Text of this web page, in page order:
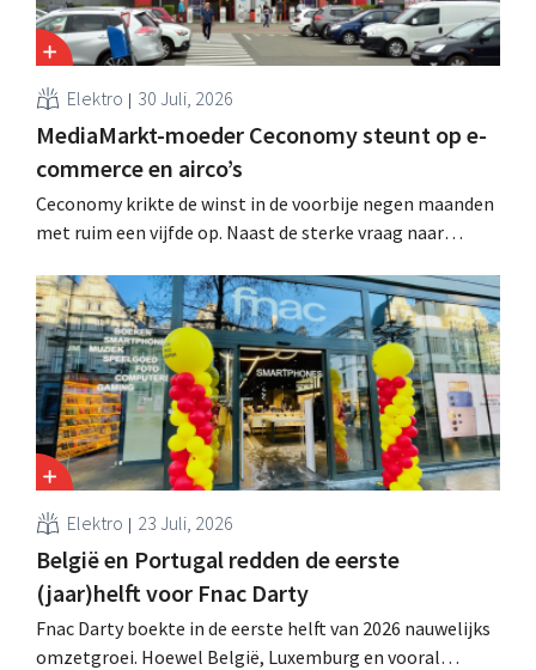
Elektro 30 Juli, 2026
MediaMarkt-moeder Ceconomy steunt op e-
commerce en airco’s
Ceconomy krikte de winst in de voorbije negen maanden
met ruim een vijfde op. Naast de sterke vraag naar
en de marktplaats bij aan de groei.
Elektro 23 Juli, 2026
België en Portugal redden de eerste
(jaar)helft voor Fnac Darty
Fnac Darty boekte in de eerste helft van 2026 nauwelijks
omzetgroei. Hoewel België, Luxemburg en vooral